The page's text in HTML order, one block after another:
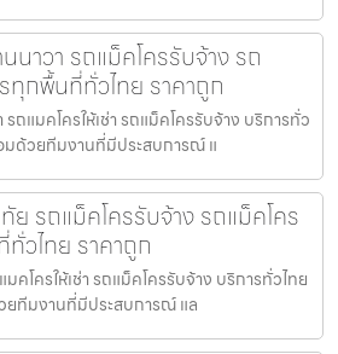
นาวา รถแม็คโครรับจ้าง รถ
ทุกพื้นที่ทั่วไทย ราคาถูก
ถแมคโครให้เช่า รถแม็คโครรับจ้าง บริการทั่ว
มด้วยทีมงานที่มีประสบการณ์ แ
ทัย รถแม็คโครรับจ้าง รถแม็คโคร
วไทย ราคาถูก
มคโครให้เช่า รถแม็คโครรับจ้าง บริการทั่วไทย
ยทีมงานที่มีประสบการณ์ แล